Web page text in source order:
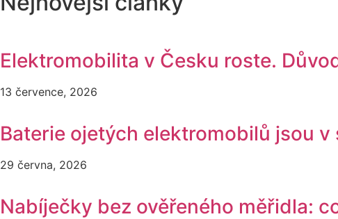
Elektromobilita v Česku roste.
13 července, 2026
Baterie ojetých elektromobilů jsou
29 června, 2026
Nabíječky bez ověřeného měřidla: